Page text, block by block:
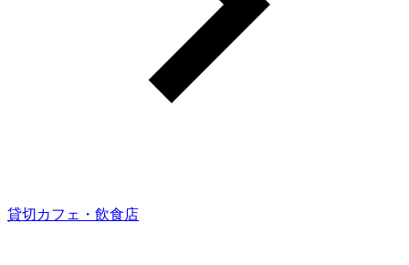
貸切カフェ・飲食店